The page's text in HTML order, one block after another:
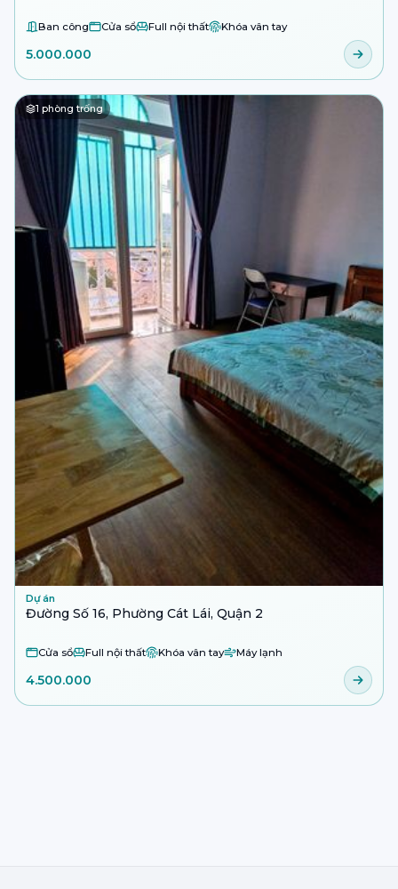
Ban công Cửa sổ Full nội thất Khóa vân tay
5.000.000
1 phòng trống
Dự án
Đường Số 16, Phường Cát Lái, Quận 2
Cửa sổ Full nội thất Khóa vân tay Máy lạnh
4.500.000